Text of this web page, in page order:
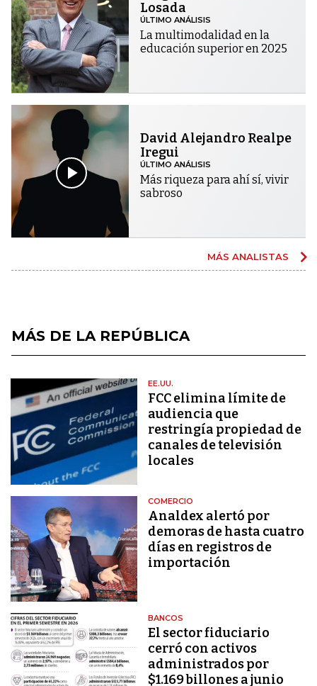
Losada
ÚLTIMO ANÁLISIS
La multimodalidad en la
educación superior en 2025
David Alejandro Realpe
Iregui
ÚLTIMO ANÁLISIS
Más riqueza para ahí sí, vivir
sabroso
MÁS ANALISTAS
MÁS DE LA REPÚBLICA
EE.UU.
FCC elimina límite de
audiencia que
restringía propiedad de
canales de televisión
locales
COMERCIO
Analdex alertó por
demoras de hasta cuatro
días en registros de
importación
BANCOS
El sector fiduciario
cerró con activos
administrados por
$1.169 billones a junio